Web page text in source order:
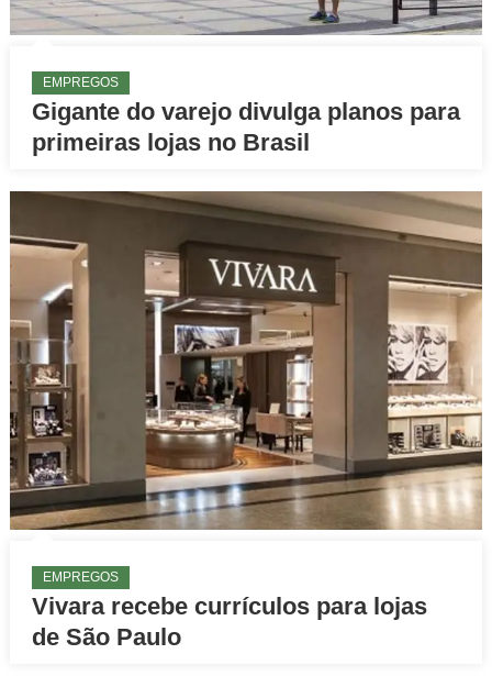
EMPREGOS
Gigante do varejo divulga planos para
primeiras lojas no Brasil
EMPREGOS
Vivara recebe currículos para lojas
de São Paulo